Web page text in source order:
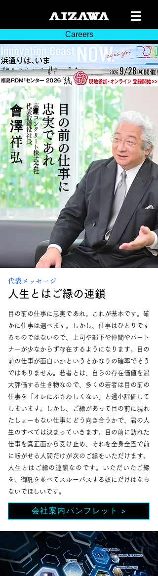
Careers
會
澤
祥
弘
會澤高圧コンクリート株式会社
代表取締役社長 目の前の仕事に
​忠実であれ
代表メッセージ
​人生とはご縁の連鎖
目の前の仕事に忠実であれ。これが基本です。確
かに仕事は選べます。しかし、仕事はひとりです
るものではないので、上司や部下や仲間やパート
ナーが少なからず存在するようになります。目の
前の仕事が面白いかというとかなりの確率でそう
ではありません。若者とは、自らの存在価値を過
大評価する生き物なので、多くの若者は目の前の
仕事を「オレにふさわしくない」と過小評価して
しまいます。しかし、ご縁があって目の前に現れ
たしょーもない仕事にどう向き合うかで、君の人
生のすべては決まっていきます。目の前に訪れた
仕事を真正面から受け止め、それを全身全霊で前
に転がせる人間だけが次のご縁をいただけます。
人生とはご縁の連鎖なのです。いただいたご縁
を、御託を並べてスルーパスする奴にだけはなら
ないでほしいです。
会社案内パンフレット